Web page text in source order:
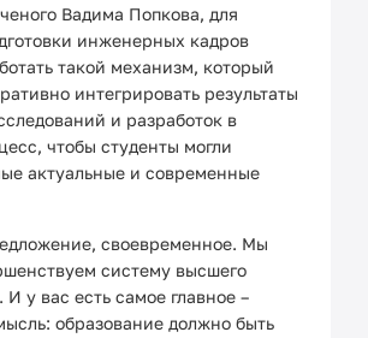
Вадима Попкова, для
инженерных кадров
такой механизм, который
интегрировать результаты
и разработок в
чтобы студенты могли
актуальные и современные
своевременное. Мы
систему высшего
И у вас есть самое главное –
образование должно быть